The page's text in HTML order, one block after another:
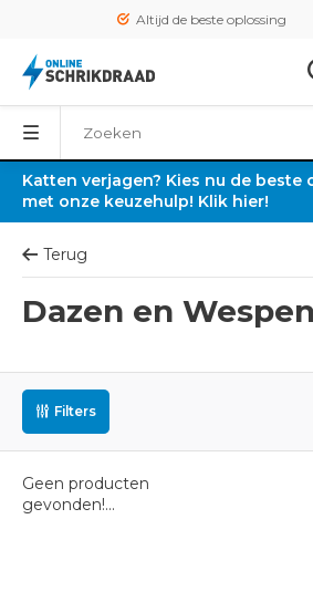
Altijd de beste oplossing
Katten verjagen? Kies nu de beste
met onze keuzehulp! Klik hier!
Terug
Dazen en Wespen
Filters
Geen producten
gevonden!...